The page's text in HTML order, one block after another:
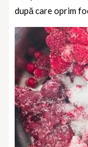
după care oprim